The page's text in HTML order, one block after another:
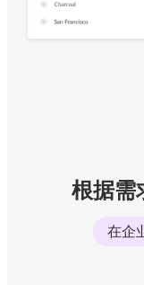
根据需
在企